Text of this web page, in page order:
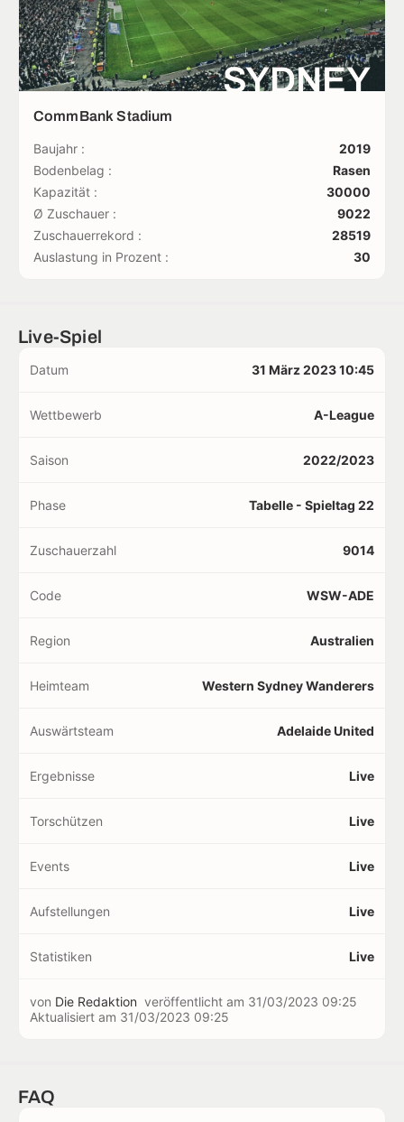
SYDNEY
CommBank Stadium
Baujahr :
2019
Bodenbelag :
Rasen
Kapazität :
30000
Ø Zuschauer :
9022
Zuschauerrekord :
28519
Auslastung in Prozent :
30
Live-Spiel
Datum 31 März 2023 10:45
Wettbewerb A-League
Saison 2022/2023
Phase Tabelle - Spieltag 22
Zuschauerzahl 9014
Code WSW-ADE
Region Australien
Heimteam Western Sydney Wanderers
Auswärtsteam Adelaide United
Ergebnisse Live
Torschützen Live
Events Live
Aufstellungen Live
Statistiken Live
von Die Redaktion veröffentlicht am 31/03/2023 09:25
Aktualisiert am 31/03/2023 09:25
FAQ